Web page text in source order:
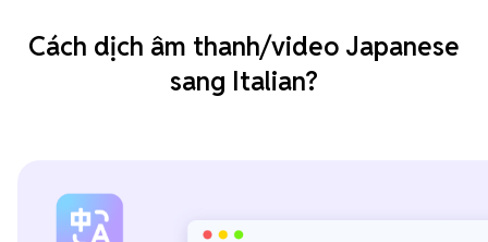
Cách dịch âm thanh/video Japanese
sang Italian?